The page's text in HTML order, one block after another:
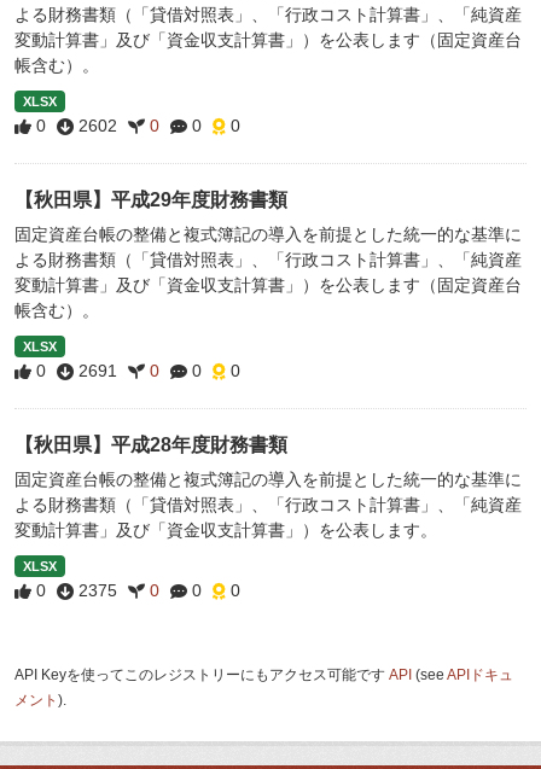
よる財務書類（「貸借対照表」、「行政コスト計算書」、「純資産
変動計算書」及び「資金収支計算書」）を公表します（固定資産台
帳含む）。
XLSX
0 2602 0 0 0
【秋田県】平成29年度財務書類
固定資産台帳の整備と複式簿記の導入を前提とした統一的な基準に
よる財務書類（「貸借対照表」、「行政コスト計算書」、「純資産
変動計算書」及び「資金収支計算書」）を公表します（固定資産台
帳含む）。
XLSX
0 2691 0 0 0
【秋田県】平成28年度財務書類
固定資産台帳の整備と複式簿記の導入を前提とした統一的な基準に
よる財務書類（「貸借対照表」、「行政コスト計算書」、「純資産
変動計算書」及び「資金収支計算書」）を公表します。
XLSX
0 2375 0 0 0
API Keyを使ってこのレジストリーにもアクセス可能です API (see APIドキュ
メント ).